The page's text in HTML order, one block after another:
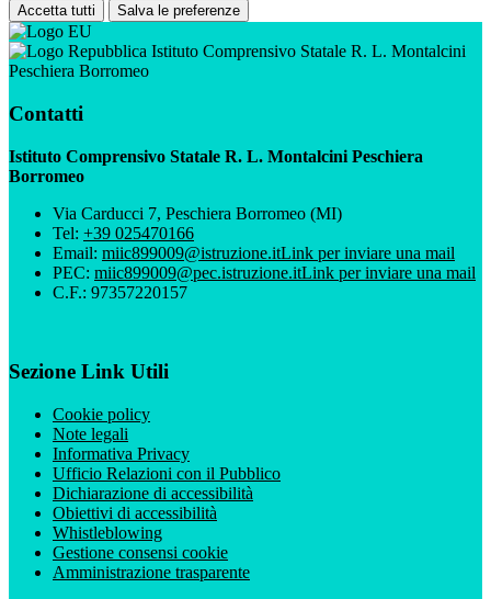
Accetta tutti Salva le preferenze
Istituto Comprensivo Statale R. L. Montalcini
Peschiera Borromeo
Contatti
Istituto Comprensivo Statale R. L. Montalcini Peschiera
Borromeo
Via Carducci 7, Peschiera Borromeo (MI)
Tel: +39 025470166
Email: miic899009@istruzione.itLink per inviare una mail
PEC: miic899009@pec.istruzione.itLink per inviare una mail
C.F.: 97357220157
Sezione Link Utili
Cookie policy
Note legali
Informativa Privacy
Ufficio Relazioni con il Pubblico
Dichiarazione di accessibilità
Obiettivi di accessibilità
Whistleblowing
Gestione consensi cookie
Amministrazione trasparente